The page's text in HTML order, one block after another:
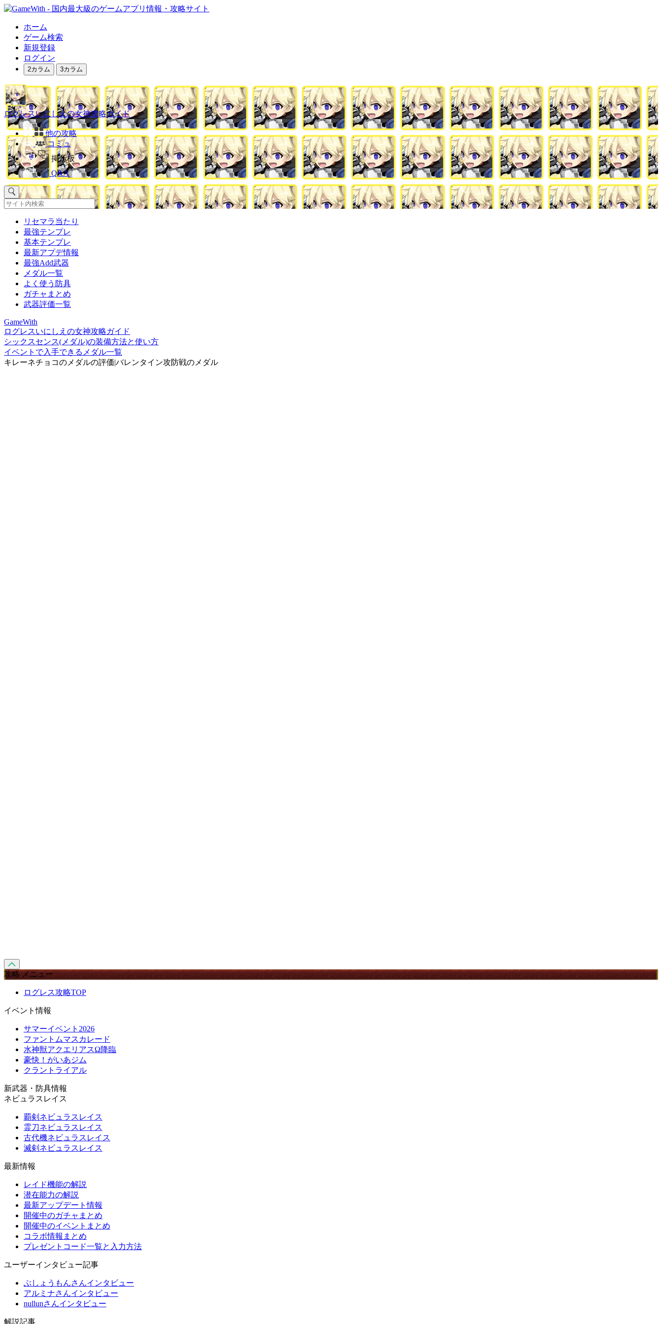
ホーム
ゲーム検索
新規登録
ログイン
2カラム 3カラム
ログレスいにしえの女神攻略ガイド
他の攻略
コミュ
掲示板
Q&A
リセマラ当たり
最強テンプレ
基本テンプレ
最新アプデ情報
最強Add武器
メダル一覧
よく使う防具
ガチャまとめ
武器評価一覧
GameWith
ログレスいにしえの女神攻略ガイド
シックスセンス(メダル)の装備方法と使い方
イベントで入手できるメダル一覧
キレーネチョコのメダルの評価|バレンタイン攻防戦のメダル
攻略 メニュー
ログレス攻略TOP
イベント情報
サマーイベント2026
ファントムマスカレード
水神獣アクエリアスΩ降臨
豪快！がいあジム
クラントライアル
新武器・防具情報
ネビュラスレイス
覇剣ネビュラスレイス
霊刀ネビュラスレイス
古代機ネビュラスレイス
滅剣ネビュラスレイス
最新情報
レイド機能の解説
潜在能力の解説
最新アップデート情報
開催中のガチャまとめ
開催中のイベントまとめ
コラボ情報まとめ
プレゼントコード一覧と入力方法
ユーザーインタビュー記事
ぶしょうもんさんインタビュー
アルミナさんインタビュー
nullunさんインタビュー
解説記事